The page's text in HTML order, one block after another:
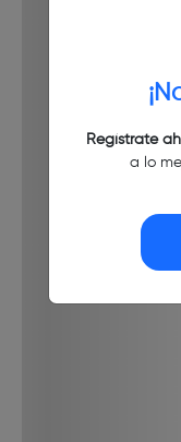
Regístrate
a lo